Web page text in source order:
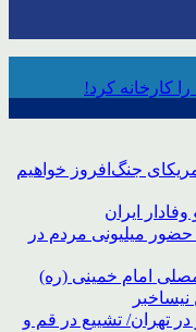
کارخانه کرد!
جنگ‌افروز خواهیم
ایران
میلیونی مردم در
مصلی امام خمینی (ره)
رهبر شهید انقلاب؛ 13 تیر در تهران/ تشییع در قم و